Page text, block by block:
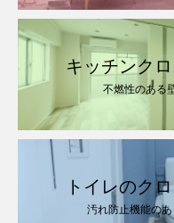
キッチンク
不燃性のある
トイレのク
汚れ防止機能の